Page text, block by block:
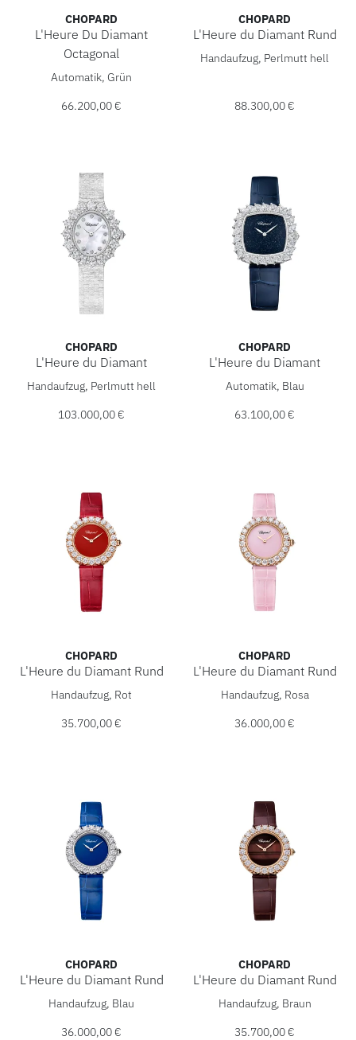
CHOPARD
L'Heure Du Diamant
Octagonal
Chopard L'Heure Du Diamant Octagonal, Ref: 13A097-
Automatik, Grün
66.200,00 €
CHOPARD
L'Heure du Diamant Rund
Chopard L'Heure du
Handaufzug, Perlmutt hell
88.300,00 €
CHOPARD
L'Heure du Diamant
Chopard L'Heure du Diamant, Ref: 10A393-1106, Preis:
Handaufzug, Perlmutt hell
103.000,00 €
CHOPARD
L'Heure du Diamant
Chopard L'Heure du
Automatik, Blau
63.100,00 €
CHOPARD
L'Heure du Diamant Rund
Chopard L'Heure du Diamant Rund, Ref: 13A178-5308,
Handaufzug, Rot
35.700,00 €
CHOPARD
L'Heure du Diamant Rund
Chopard L'Heure du
Handaufzug, Rosa
36.000,00 €
CHOPARD
L'Heure du Diamant Rund
Chopard L'Heure du Diamant Rund, Ref: 13A178-1312,
Handaufzug, Blau
36.000,00 €
CHOPARD
L'Heure du Diamant Rund
Chopard L'Heure du
Handaufzug, Braun
35.700,00 €